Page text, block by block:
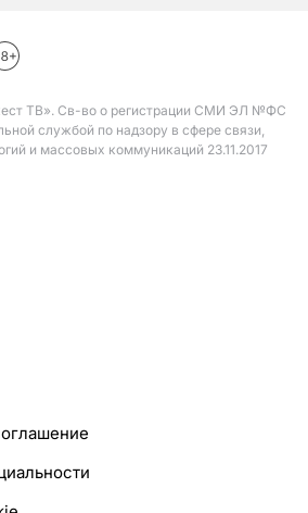
ТВ». Св-во о регистрации СМИ ЭЛ №ФС
службой по надзору в сфере связи,
и массовых коммуникаций 23.11.2017